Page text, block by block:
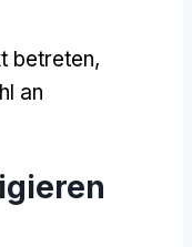
betreten,
an